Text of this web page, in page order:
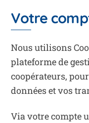
Votre
Nous utilisons
plateforme de
coopérateurs,
données et vos
Via votre compte